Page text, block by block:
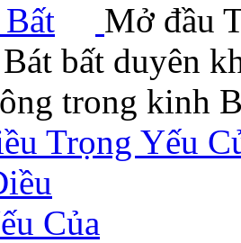
Mở đầu
bất duyên
trong kinh
Trọng Yếu